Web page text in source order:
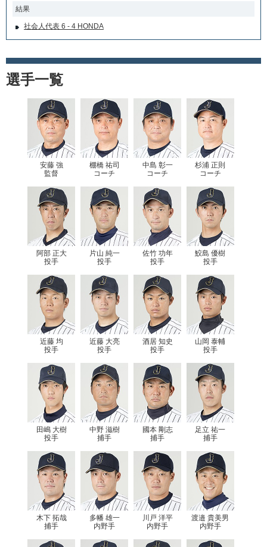
結果
社会人代表 6 - 4 HONDA
選手一覧
安藤 強
監督
棚橋 祐司
コーチ
中島 彰一
コーチ
杉浦 正則
コーチ
阿部 正大
投手
片山 純一
投手
佐竹 功年
投手
鮫島 優樹
投手
近藤 均
投手
近藤 大亮
投手
酒居 知史
投手
山岡 泰輔
投手
田嶋 大樹
投手
中野 滋樹
捕手
國本 剛志
捕手
足立 祐一
捕手
木下 拓哉
捕手
多幡 雄一
内野手
川戸 洋平
内野手
渡邉 貴美男
内野手